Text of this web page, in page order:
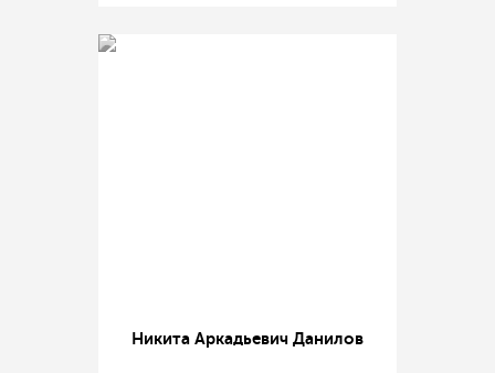
Никита Аркадьевич Данилов